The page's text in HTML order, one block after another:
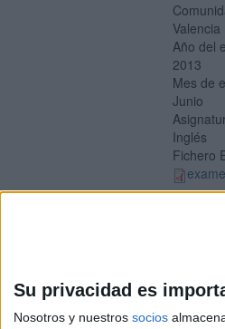
Su privacidad es
Nosotros y nuestros socios
Valencia
Año del
2013
Mes de
Junio
Inglés
Fichero